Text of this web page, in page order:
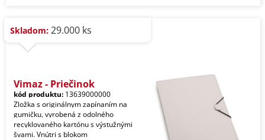
Skladom: 29.000 ks
Vimaz - Priečinok
kód produktu: 13639000000
Zložka s originálnym zapínaním na
gumičku, vyrobená z odolného
recyklovaného kartónu s výstužnými
švami. Vnútri s blokom